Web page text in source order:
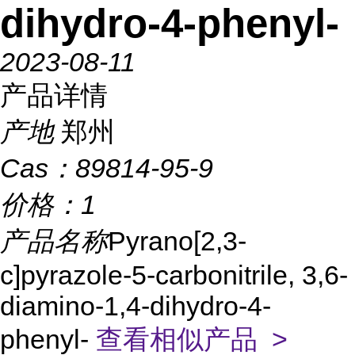
dihydro-4-phenyl-
2023-08-11
产品详情
产地 郑州
Cas： 89814-95-9
价格： 1
产品名称Pyrano[2,3-
c]pyrazole-5-carbonitrile, 3,6-
diamino-1,4-dihydro-4-
phenyl- 查看相似产品 >